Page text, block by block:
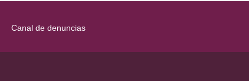
Canal de denuncias